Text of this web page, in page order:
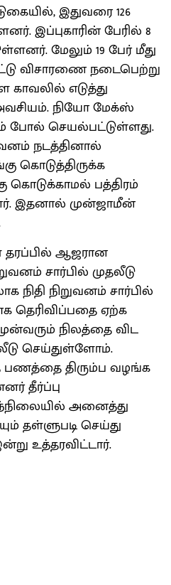
இதுவரை 126
இப்புகாரின் பேரில் 8
மேலும் 19 பேர் மீது
விசாரணை நடைபெற்று
காவலில் எடுத்து
நியோ மேக்ஸ்
போல் செயல்பட்டுள்ளது.
நடத்தினால்
கொடுத்திருக்க
பத்திரம்
இதனால் முன்ஜாமீன்
தரப்பில் ஆஜரான
சார்பில் முதலீடு
நிதி நிறுவனம் சார்பில்
தெரிவிப்பதை ஏற்க
முன்வரும் நிலத்தை விட
செய்துள்ளோம்.
பணத்தை திரும்ப வழங்க
தீர்ப்பு
அனைத்து
தள்ளுபடி செய்து
உத்தரவிட்டார்.